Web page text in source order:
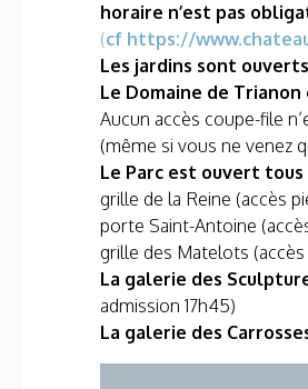
horaire n’est pas
(cf https://
Les jardins sont
Le Domaine de Trianon
Aucun accès coupe-file
(même si vous ne venez
Le Parc est ouvert
grille de la Reine (accès
porte Saint-Antoine
grille des Matelots
La galerie des
admission 17h45)
La galerie des